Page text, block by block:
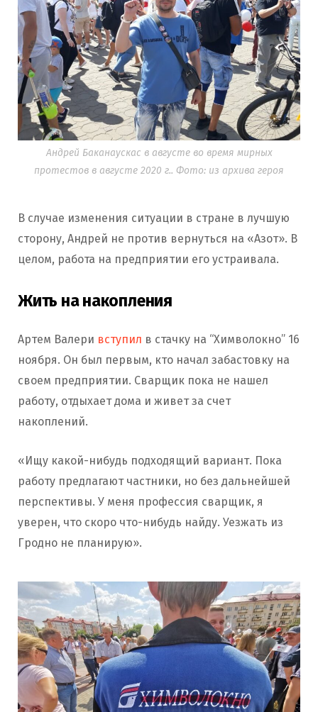
Андрей Баканаускас в августе во время мирных
протестов в августе 2020 г.. Фото: из архива героя
В случае изменения ситуации в стране в лучшую
сторону, Андрей не против вернуться на «Азот». В
целом, работа на предприятии его устраивала.
Жить на накопления
Артем Валери вступил в стачку на “Химволокно” 16
ноября. Он был первым, кто начал забастовку на
своем предприятии. Сварщик пока не нашел
работу, отдыхает дома и живет за счет
накоплений.
«Ищу какой-нибудь подходящий вариант. Пока
работу предлагают частники, но без дальнейшей
перспективы. У меня профессия сварщик, я
уверен, что скоро что-нибудь найду. Уезжать из
Гродно не планирую».